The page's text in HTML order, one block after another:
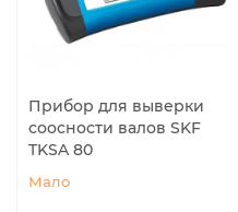
Прибор для выверки
соосности валов SKF
TKSA 80
Мало